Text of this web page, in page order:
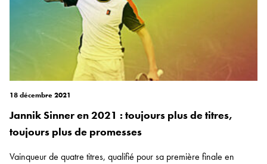
18 décembre 2021
Jannik Sinner en 2021 : toujours plus de titres,
toujours plus de promesses
Vainqueur de quatre titres, qualifié pour sa première finale en